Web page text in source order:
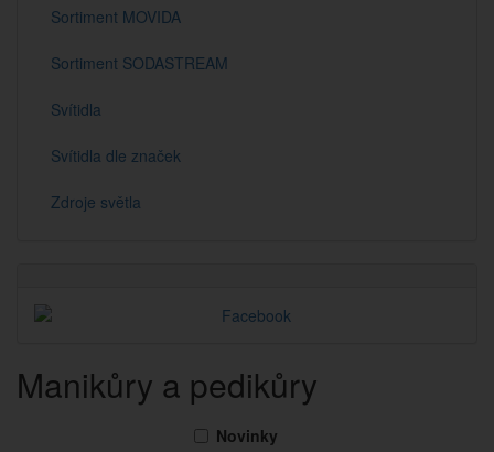
Sortiment MOVIDA
Sortiment SODASTREAM
Svítidla
Svítidla dle značek
Zdroje světla
Manikůry a pedikůry
Novinky